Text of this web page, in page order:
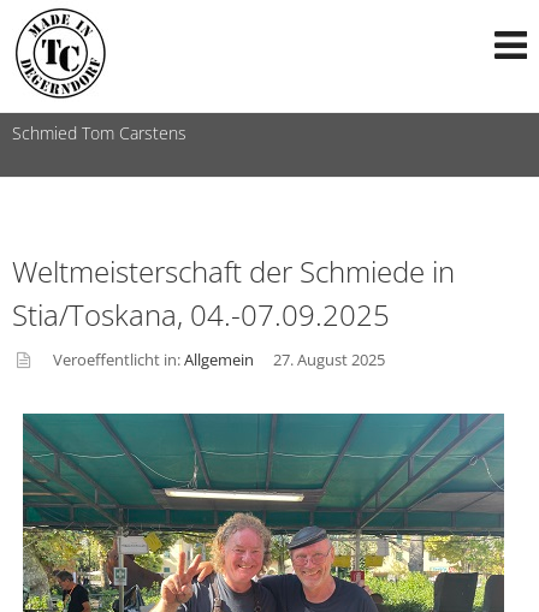
Schmied Tom Carstens
Weltmeisterschaft der Schmiede in
Stia/Toskana, 04.-07.09.2025
e
Veroeffentlicht in:Allgemein 27. August 2025